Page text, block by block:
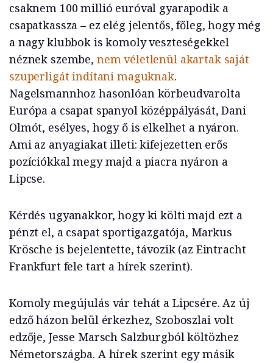
csaknem 100 millió euróval gyarapodik a
csapatkassza – ez elég jelentős, főleg, hogy még
a nagy klubbok is komoly veszteségekkel
néznek szembe, nem véletlenül akartak saját
szuperligát indítani maguknak.
Nagelsmannhoz hasonlóan körbeudvarolta
Európa a csapat spanyol középpályását, Dani
Olmót, esélyes, hogy ő is elkelhet a nyáron.
Ami az anyagiakat illeti: kifejezetten erős
pozíciókkal megy majd a piacra nyáron a
Lipcse.
Kérdés ugyanakkor, hogy ki költi majd ezt a
pénzt el, a csapat sportigazgatója, Markus
Krösche is bejelentette, távozik (az Eintracht
Frankfurt fele tart a hírek szerint).
Komoly megújulás vár tehát a Lipcsére. Az új
edző házon belül érkezhez, Szoboszlai volt
edzője, Jesse Marsch Salzburgból költözhez
Németországba. A hírek szerint egy másik